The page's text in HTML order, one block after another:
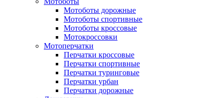
Мотоботы дорожные
Мотоботы спортивные
Мотоботы кроссовые
Мотокроссовки
Мотоперчатки
Перчатки кроссовые
Перчатки спортивные
Перчатки туринговые
Перчатки урбан
Перчатки дорожные